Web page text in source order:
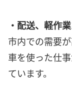
・配送、軽作
市内での需要
車を使った仕
ています。